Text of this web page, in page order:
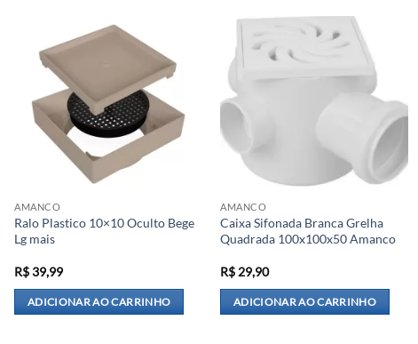
AMANCO
Ralo Plastico 10×10 Oculto Bege
Lg mais
R$39,99
ADICIONAR AO CARRINHO
AMANCO
Caixa Sifonada Branca Grelha
Quadrada 100x100x50 Amanco
R$ 29,90
ADICIONAR AO CARRINHO